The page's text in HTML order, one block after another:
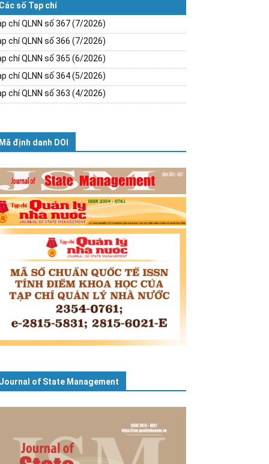
Các số Tạp chí
chí QLNN số 367 (7/2026)
chí QLNN số 366 (7/2026)
chí QLNN số 365 (6/2026)
chí QLNN số 364 (5/2026)
chí QLNN số 363 (4/2026)
Mã định danh DOI
Journal of State Management